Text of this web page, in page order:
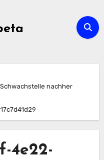
nachher
4e22-